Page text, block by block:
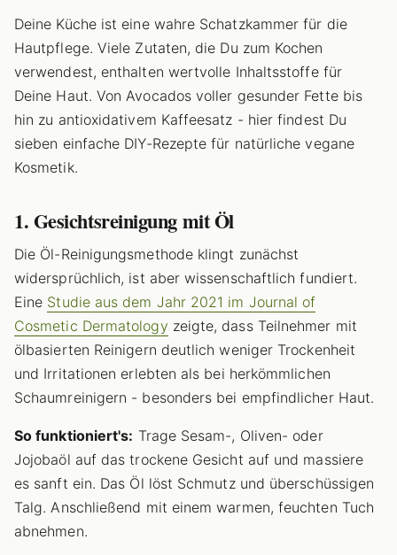
Deine Küche ist eine wahre Schatzkammer für die
Hautpflege. Viele Zutaten, die Du zum Kochen
verwendest, enthalten wertvolle Inhaltsstoffe für
Deine Haut. Von Avocados voller gesunder Fette bis
hin zu antioxidativem Kaffeesatz - hier findest Du
sieben einfache DIY-Rezepte für natürliche vegane
Kosmetik.
1. Gesichtsreinigung mit Öl
Die Öl-Reinigungsmethode klingt zunächst
widersprüchlich, ist aber wissenschaftlich fundiert.
Eine Studie aus dem Jahr 2021 im Journal of
Cosmetic Dermatology zeigte, dass Teilnehmer mit
ölbasierten Reinigern deutlich weniger Trockenheit
und Irritationen erlebten als bei herkömmlichen
Schaumreinigern - besonders bei empfindlicher Haut.
So funktioniert's: Trage Sesam-, Oliven- oder
Jojobaöl auf das trockene Gesicht auf und massiere
es sanft ein. Das Öl löst Schmutz und überschüssigen
Talg. Anschließend mit einem warmen, feuchten Tuch
abnehmen.